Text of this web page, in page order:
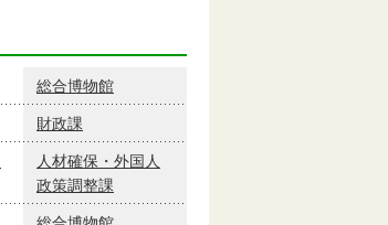
総合博物館
財政課
人材確保・外国人
政策調整課